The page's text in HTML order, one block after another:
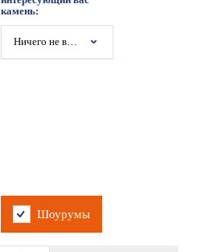
камень:
Ничего не выбрано
Шоурумы